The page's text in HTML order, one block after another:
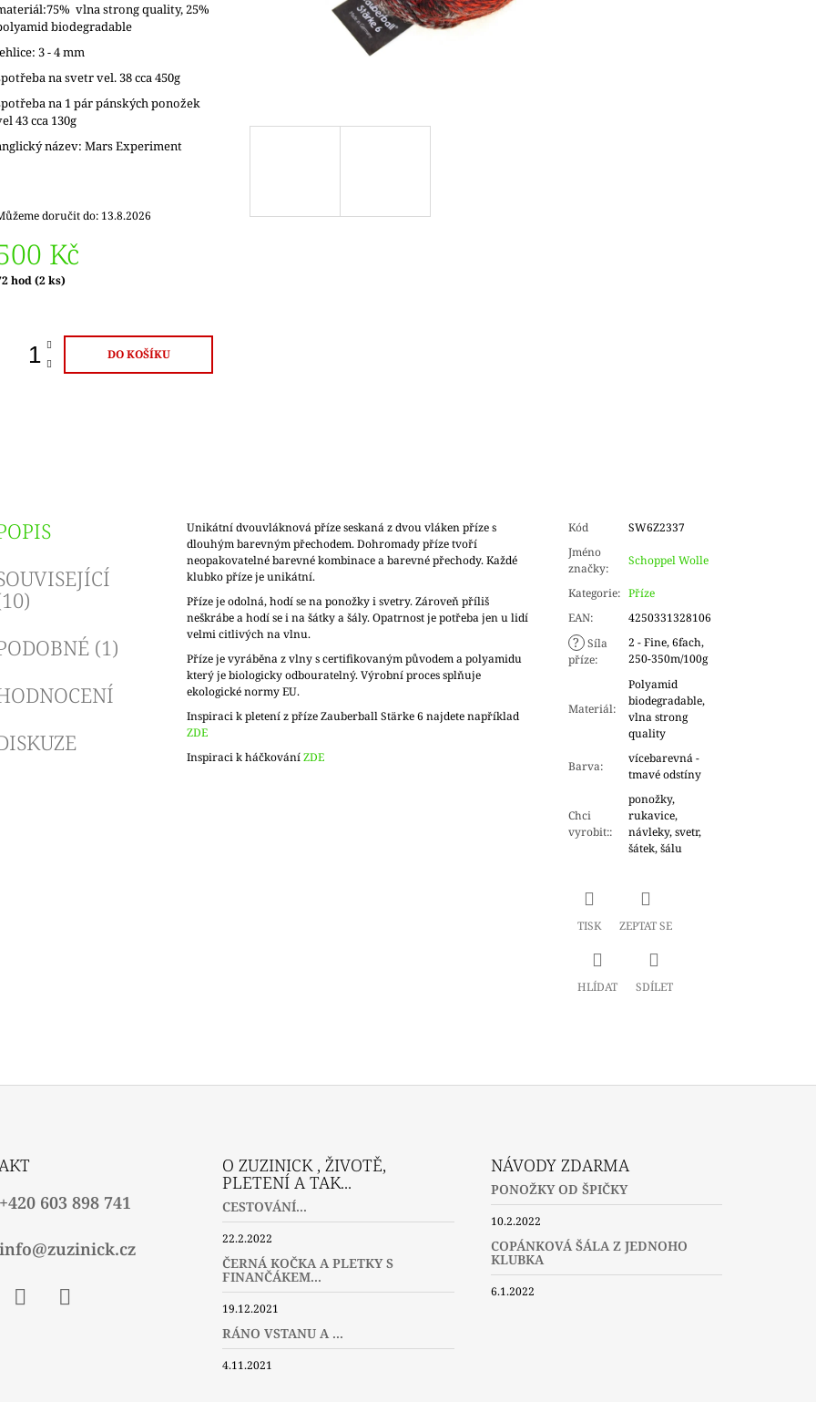
vlna strong quality, 25%
biodegradable
3 - 4 mm
na svetr vel. 38 cca 450g
na 1 pár pánských ponožek
43 cca 130g
název: Mars Experiment
doručit do: 13.8.2026
Kč
hod(2 ks)
DO KOŠÍKU
(1)
Unikátní dvouvláknová příze seskaná z dvou vláken příze s
dlouhým barevným přechodem. Dohromady příze tvoří
neopakovatelné barevné kombinace a barevné přechody. Každé
klubko příze je unikátní.
Příze je odolná, hodí se na ponožky i svetry. Zároveň příliš
neškrábe a hodí se i na šátky a šály. Opatrnost je potřeba jen u lidí
velmi citlivých na vlnu.
Příze je vyráběna z vlny s certifikovaným původem a polyamidu
který je biologicky odbouratelný. Výrobní proces splňuje
ekologické normy EU.
Inspiraci k pletení z příze Zauberball Stärke 6 najdete například
ZDE
Inspiraci k háčkováníZDE
Kód
SW6Z2337
Jméno
značky:
Schoppel Wolle
Kategorie: Příze
EAN: 4250331328106
? Síla
příze:
2 - Fine, 6fach,
250-350m/100g
Materiál:
Polyamid
biodegradable,
vlna strong
quality
Barva:
vícebarevná -
tmavé odstíny
Chci
vyrobit::
ponožky,
rukavice,
návleky, svetr,
šátek, šálu
TISK ZEPTAT SE
HLÍDAT SDÍLET
+420 603 898 741
info@zuzinick.cz
O ZUZINICK , ŽIVOTĚ,
PLETENÍ A TAK...
CESTOVÁNÍ...
22.2.2022
ČERNÁ KOČKA A PLETKY S
FINANČÁKEM...
19.12.2021
RÁNO VSTANU A ...
4.11.2021
NÁVODY ZDARMA
PONOŽKY OD ŠPIČKY
10.2.2022
COPÁNKOVÁ ŠÁLA Z JEDNOHO
KLUBKA
6.1.2022